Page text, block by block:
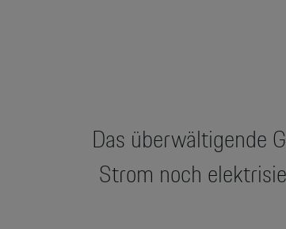
Das überwältigende
Strom noch